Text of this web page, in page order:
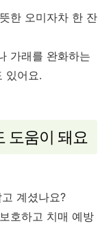
한 오미자차 한 잔
가래를 완화하는
있어요.
도움이 돼요
계셨나요?
호하고 치매 예방